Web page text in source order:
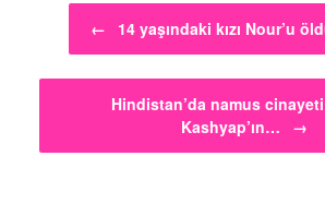
Post navigation
← 14 yaşındaki kızı Nour’u
Hindistan’da namus
Kashyap’ın…
→